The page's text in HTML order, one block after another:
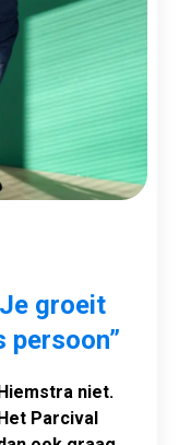
groeit
persoon”
niet.
Parcival